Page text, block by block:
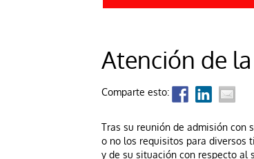
Atención de
Comparte esto:
Tras su reunión de admisión con
o no los requisitos para diversos
y de su situación con respecto al